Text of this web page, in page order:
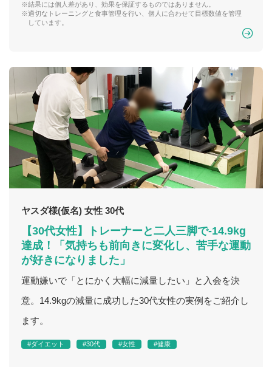
※結果には個人差があり、効果を保証するものではありません。
※適切なトレーニングと食事管理を行い、個人に合わせて目標数値を管理
しています。
ヤスダ様(仮名) 女性 30代
【30代女性】トレーナーと二人三脚で-14.9kg
達成！「気持ちも前向きに変化し、苦手な運動
が好きになりました」
運動嫌いで「とにかく大幅に減量したい」と入会を決
意。14.9kgの減量に成功した30代女性の実例をご紹介し
ます。
#ダイエット #30代 #女性 #健康